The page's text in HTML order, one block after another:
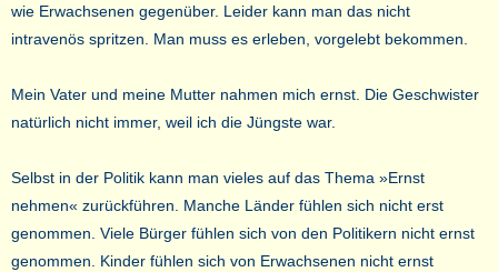
wie Erwachsenen gegenüber. Leider kann man das nicht
intravenös spritzen. Man muss es erleben, vorgelebt bekommen.
Mein Vater und meine Mutter nahmen mich ernst. Die Geschwister
natürlich nicht immer, weil ich die Jüngste war.
Selbst in der Politik kann man vieles auf das Thema »Ernst
nehmen« zurückführen. Manche Länder fühlen sich nicht erst
genommen. Viele Bürger fühlen sich von den Politikern nicht ernst
genommen. Kinder fühlen sich von Erwachsenen nicht ernst